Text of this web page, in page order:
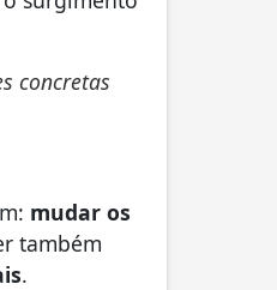
concretas
mudar os
também
.